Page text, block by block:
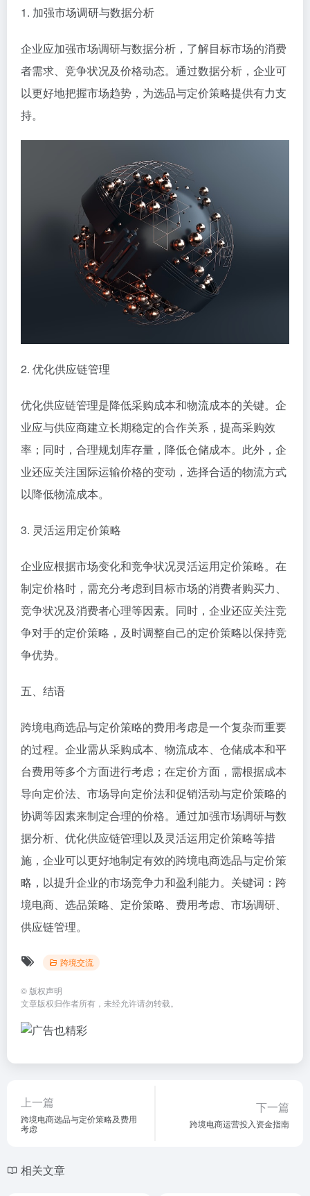
1. 加强市场调研与数据分析
企业应加强市场调研与数据分析，了解目标市场的消费
者需求、竞争状况及价格动态。通过数据分析，企业可
以更好地把握市场趋势，为选品与定价策略提供有力支
持。
2. 优化供应链管理
优化供应链管理是降低采购成本和物流成本的关键。企
业应与供应商建立长期稳定的合作关系，提高采购效
率；同时，合理规划库存量，降低仓储成本。此外，企
业还应关注国际运输价格的变动，选择合适的物流方式
以降低物流成本。
3. 灵活运用定价策略
企业应根据市场变化和竞争状况灵活运用定价策略。在
制定价格时，需充分考虑到目标市场的消费者购买力、
竞争状况及消费者心理等因素。同时，企业还应关注竞
争对手的定价策略，及时调整自己的定价策略以保持竞
争优势。
五、结语
跨境电商选品与定价策略的费用考虑是一个复杂而重要
的过程。企业需从采购成本、物流成本、仓储成本和平
台费用等多个方面进行考虑；在定价方面，需根据成本
导向定价法、市场导向定价法和促销活动与定价策略的
协调等因素来制定合理的价格。通过加强市场调研与数
据分析、优化供应链管理以及灵活运用定价策略等措
施，企业可以更好地制定有效的跨境电商选品与定价策
略，以提升企业的市场竞争力和盈利能力。关键词：跨
境电商、选品策略、定价策略、费用考虑、市场调研、
供应链管理。
跨境交流
© 版权声明
文章版权归作者所有，未经允许请勿转载。
上一篇
跨境电商选品与定价策略及费用
考虑
下一篇
跨境电商运营投入资金指南
相关文章